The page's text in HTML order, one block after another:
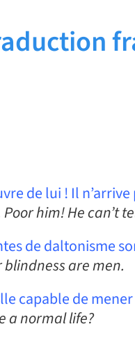
de lui ! Il
him! He can’t
de daltonisme
are men.
capable de
a normal life?